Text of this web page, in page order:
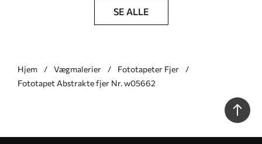
SE ALLE
Hjem Vægmalerier
Fototapeter Fjer
Fototapet Abstrakte fjer Nr. w05662